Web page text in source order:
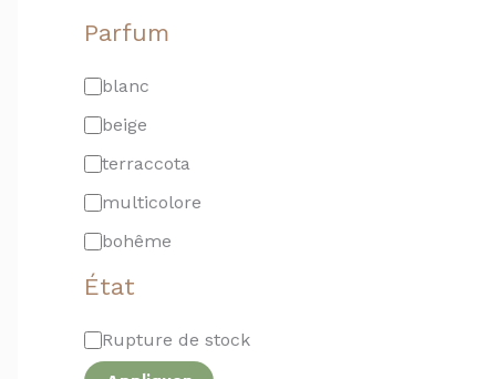
Parfum
blanc
beige
terraccota
multicolore
bohême
État
Rupture de stock